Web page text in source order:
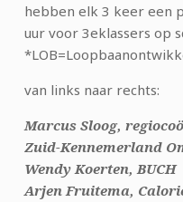
hebben elk 3 keer een
uur voor 3eklassers op
van links naar rechts:
Marcus Sloog,
Zuid-Kennemerland
Wendy Koerten, BUCH
Arjen Fruitema,